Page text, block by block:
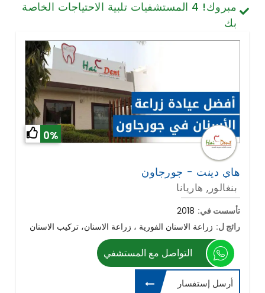
تصميم الأسنان والابتسامة
العمود الفقري وآلام الظهر
مبروك! 4 المستشفيات تلبية الاحتياجات الخاصة
بك
0%
هاي دينت - جورجاون
بنغالور, هاريانا
تأسست في: 2018
رائج ل: زراعة الاسنان الفورية ، زراعة الاسنان، تركيب الاسنان
التواصل مع المستشفي
أرسل إستفسار